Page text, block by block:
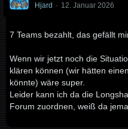
Hjard 12. Januar 2026
7 Teams bezahlt, das gefällt
Wenn wir jetzt noch die
klären können (wir hätten
könnte) wäre super.
Leider kann ich da die
Forum zuordnen, weiß da